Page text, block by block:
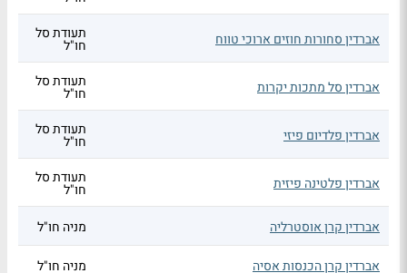
אברדין סחורות חוזים ארוכי טווח תעודת סל
חו"ל
אברדין סל מתכות יקרות תעודת סל
חו"ל
אברדין פלדיום פיזי תעודת סל
חו"ל
אברדין פלטינה פיזית תעודת סל
חו"ל
אברדין קרן אוסטרליה
מניה חו"ל
אברדין קרן הכנסות אסיה מניה חו"ל